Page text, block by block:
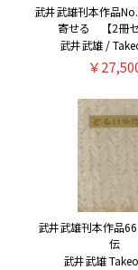
武井武雄刊本作品
寄せる 【2冊セ
武井武雄 /
￥
武井武雄刊本作品
伝
武井武雄